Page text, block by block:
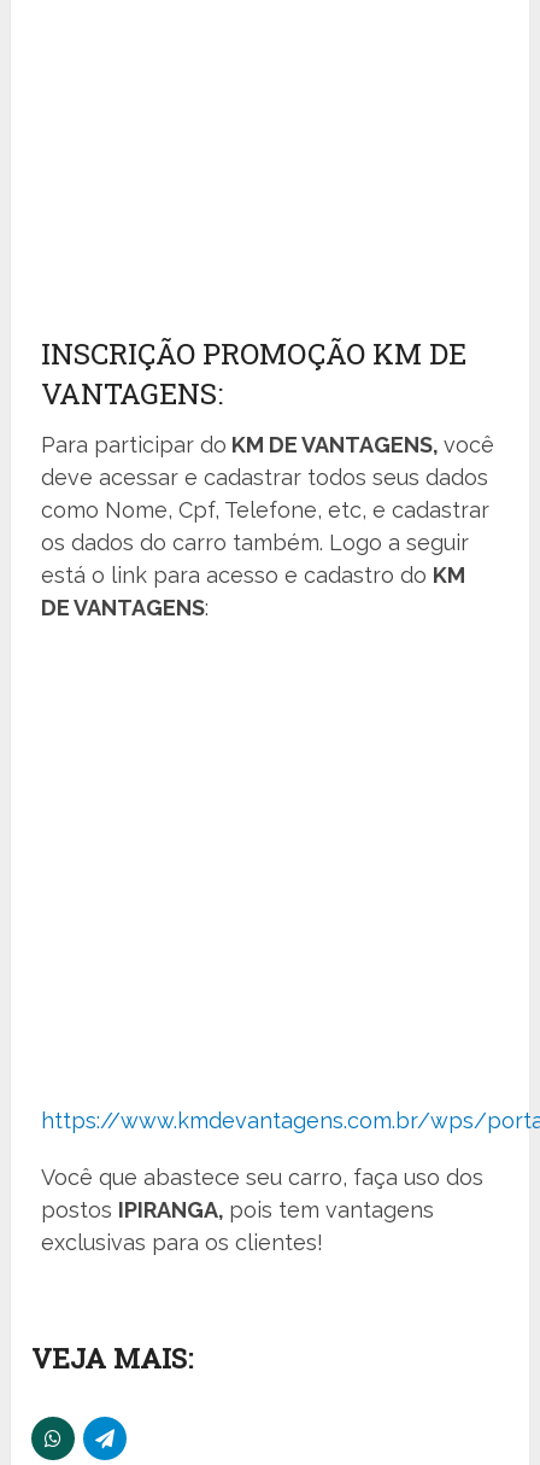
INSCRIÇÃO PROMOÇÃO KM DE
VANTAGENS:
Para participar do KM DE VANTAGENS,você
deve acessar e cadastrar todos seus dados
como Nome, Cpf, Telefone, etc, e cadastrar
os dados do carro também. Logo a seguir
está o link para acesso e cadastro do KM
DE VANTAGENS:
https://www.kmdevantagens.com.br/wps/
Você que abastece seu carro, faça uso dos
postos IPIRANGA, pois tem vantagens
exclusivas para os clientes!
VEJA MAIS: